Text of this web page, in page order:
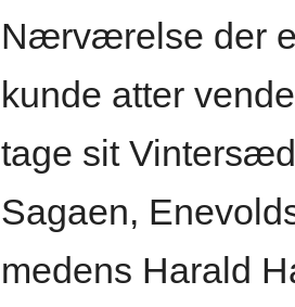
Nærværelse der
kunde atter
tage sit
Sagaen,
medens Harald